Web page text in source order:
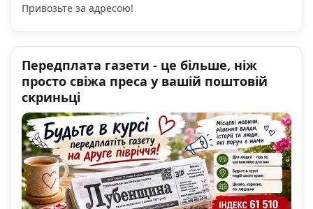
Привозьте за адресою!
Передплата газети - це більше, ніж
просто свіжа преса у вашій поштовій
скриньці